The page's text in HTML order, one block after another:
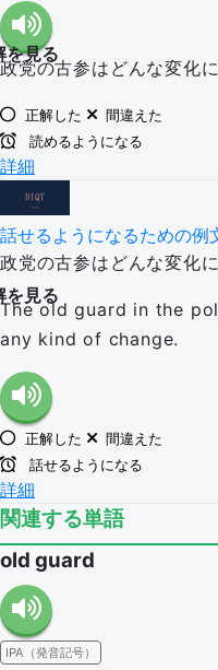
を見る
政党の古参はどんな変化
正解した
間違えた
読めるようになる
詳細
話せるようになるための例
政党の古参はどんな変化
を見る
The old guard in the
any kind of change.
正解した
間違えた
話せるようになる
詳細
関連する単語
old guard
IPA（発音記号）